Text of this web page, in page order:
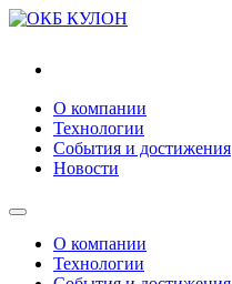
О компании
Технологии
События и достижения
Новости
О компании
Технологии